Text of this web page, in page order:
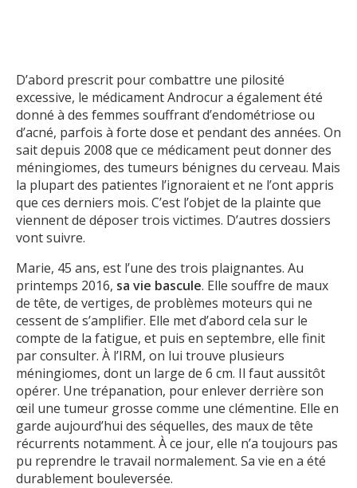
D’abord prescrit pour combattre une pilosité
excessive, le médicament Androcur a également été
donné à des femmes souffrant d’endométriose ou
d’acné, parfois à forte dose et pendant des années. On
sait depuis 2008 que ce médicament peut donner des
méningiomes, des tumeurs bénignes du cerveau. Mais
la plupart des patientes l’ignoraient et ne l’ont appris
que ces derniers mois. C’est l’objet de la plainte que
viennent de déposer trois victimes. D’autres dossiers
vont suivre.
Marie, 45 ans, est l’une des trois plaignantes. Au
printemps 2016, sa vie bascule. Elle souffre de maux
de tête, de vertiges, de problèmes moteurs qui ne
cessent de s’amplifier. Elle met d’abord cela sur le
compte de la fatigue, et puis en septembre, elle finit
par consulter. À l’IRM, on lui trouve plusieurs
méningiomes, dont un large de 6 cm. Il faut aussitôt
opérer. Une trépanation, pour enlever derrière son
œil une tumeur grosse comme une clémentine. Elle en
garde aujourd’hui des séquelles, des maux de tête
récurrents notamment. À ce jour, elle n’a toujours pas
pu reprendre le travail normalement. Sa vie en a été
durablement bouleversée.